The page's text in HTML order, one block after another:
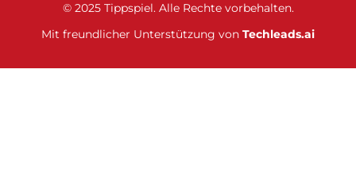
© 2025 Tippspiel. Alle Rechte vorbehalten.
Mit freundlicher Unterstützung von Techleads.ai